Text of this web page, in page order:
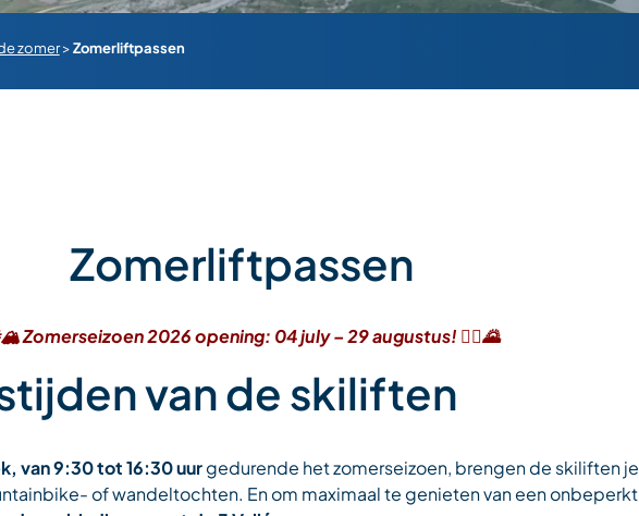
zomer>Zomerliftpassen
Zomerliftpassen
Zomerseizoen 2026 opening: 04 july – 29 augustus! 🚵‍♂️🌄
van de skiliften
van 9:30 tot 16:30 uurgedurende het zomerseizoen, brengen de skiliften je
of wandeltochten. En om maximaal te genieten van een onbeperkt